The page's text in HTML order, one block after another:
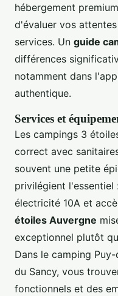
hébergement
d'évaluer vos
services. Un guide
différences
notamment dans
authentique.
Services et
Les campings 3
correct avec
souvent une petite
privilégient l'essentiel
électricité 10A et
étoiles Auvergne
exceptionnel plutôt
Dans le camping
du Sancy, vous
fonctionnels et des